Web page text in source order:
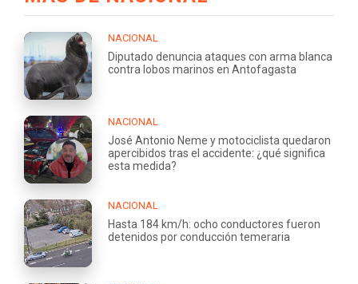
NACIONAL
Diputado denuncia ataques con arma blanca
contra lobos marinos en Antofagasta
NACIONAL
José Antonio Neme y motociclista quedaron
apercibidos tras el accidente: ¿qué significa
esta medida?
NACIONAL
Hasta 184 km/h: ocho conductores fueron
detenidos por conducción temeraria